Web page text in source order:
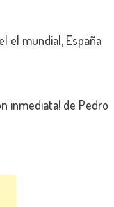
el mundial, España
inmediata! de Pedro